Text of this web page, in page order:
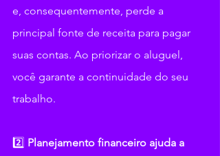
e, consequentemente, perde a
principal fonte de receita para pagar
suas contas. Ao priorizar o aluguel,
você garante a continuidade do seu
trabalho.
2️⃣ Planejamento financeiro ajuda a